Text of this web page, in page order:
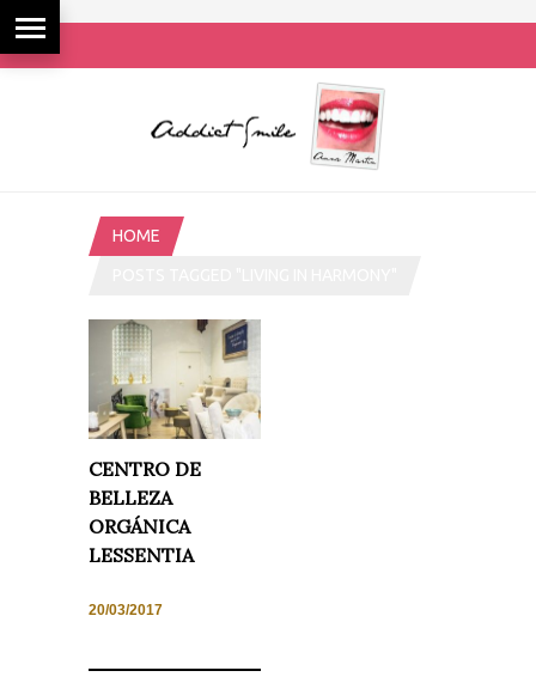
HOME
CENTRO DE
BELLEZA
ORGÁNICA
LESSENTIA
20/03/2017
Necesarias